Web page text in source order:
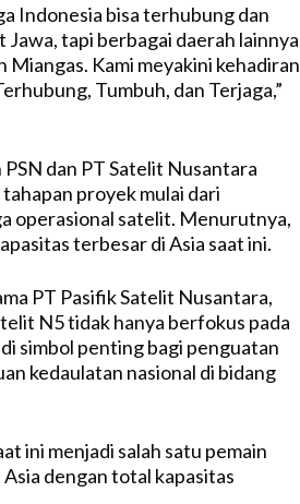
Indonesia bisa terhubung dan
tapi berbagai daerah lainnya
Miangas. Kami meyakini kehadiran
Tumbuh, dan Terjaga,”
dan PT Satelit Nusantara
proyek mulai dari
operasional satelit. Menurutnya,
terbesar di Asia saat ini.
PT Pasifik Satelit Nusantara,
N5 tidak hanya berfokus pada
simbol penting bagi penguatan
kedaulatan nasional di bidang
ini menjadi salah satu pemain
dengan total kapasitas